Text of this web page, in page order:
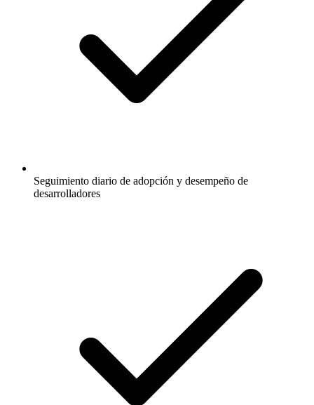
Seguimiento diario de adopción y desempeño de
desarrolladores